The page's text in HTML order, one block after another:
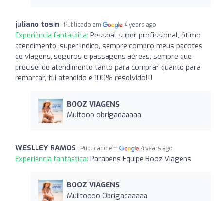
juliano tosin Publicado em 4 years ago
Experiência fantástica: Pessoal super profissional, ótimo
atendimento, super indico, sempre compro meus pacotes
de viagens, seguros e passagens aéreas, sempre que
precisei de atendimento tanto para comprar quanto para
remarcar, fui atendido e 100% resolvido!!!
BOOZ VIAGENS
Muitooo obrigadaaaaa
WESLLEY RAMOS Publicado em 4 years ago
Experiência fantástica: Parabéns Equipe Booz Viagens
BOOZ VIAGENS
Muiitoooo Obrigadaaaaa